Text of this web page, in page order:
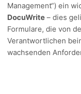
Management“) ein
DocuWrite – dies
Formulare, die von
Verantwortlichen
wachsenden